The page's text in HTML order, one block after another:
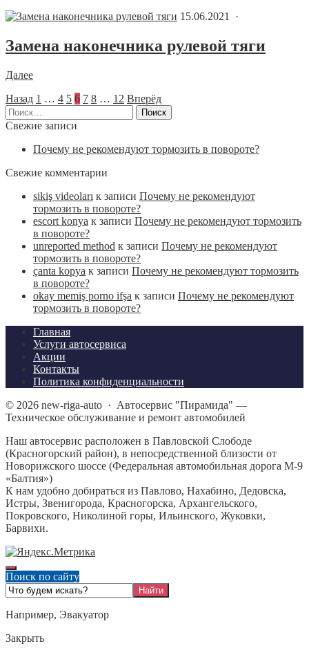
15.06.2021 ·
Замена наконечника рулевой тяги
Далее
Назад 1 … 4 5 6 7 8 … 12 Вперёд
Найти:
Свежие записи
Почему не рекомендуют тормозить в повороте?
Свежие комментарии
sikiş videoları к записи Почему не рекомендуют
тормозить в повороте?
escort konya к записи Почему не рекомендуют тормозить
в повороте?
unreported method к записи Почему не рекомендуют
тормозить в повороте?
çanta kopya к записи Почему не рекомендуют тормозить
в повороте?
okay memiş porno ifşa к записи Почему не рекомендуют
тормозить в повороте?
Главная
Услуги автосервиса
Акции
Контакты
Политика конфиденциальности
© 2026 new-riga-auto · Автосервис "Пирамида" —
Техническое обслуживание и ремонт автомобилей
Наш автосервис расположен в Павловской Слободе
(Красногорский район), в непосредственной близости от
Новорижского шоссе (Федеральная автомобильная дорога М-9
«Балтия»)
К нам удобно добираться из Павлово, Нахабино, Дедовска,
Истры, Звенигорода, Красногорска, Архангельского,
Покровского, Николиной горы, Ильинского, Жуковки,
Барвихи.
Поиск по сайту
Например, Эвакуатор
Закрыть